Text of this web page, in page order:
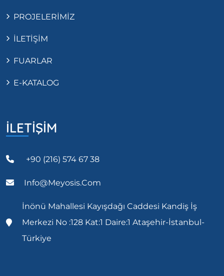
PROJELERİMİZ
İLETİŞİM
FUARLAR
E-KATALOG
İLETİŞİM
+90 (216) 574 67 38
Info@meyosis.com
İnönü Mahallesi Kayışdağı Caddesi Kandiş İş
Merkezi No :128 Kat:1 Daire:1 Ataşehir-İstanbul-
Türkiye